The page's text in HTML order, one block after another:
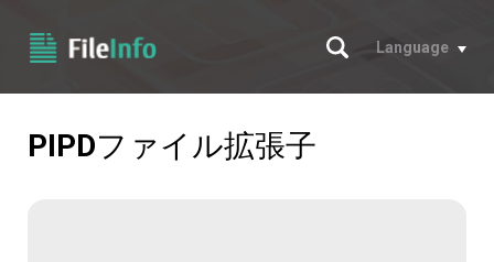
サーチ
Language
PIPDファイル拡張子